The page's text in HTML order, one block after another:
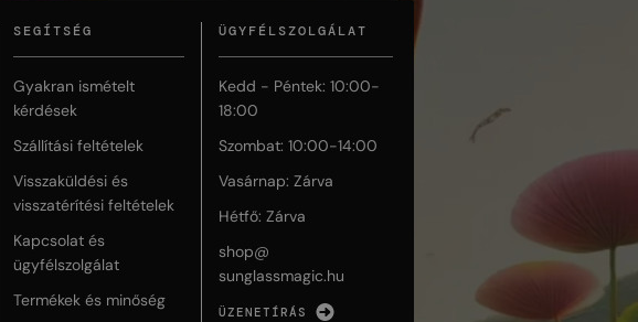
SEGÍTSÉG
Gyakran ismételt
kérdések
Szállítási feltételek
Visszaküldési és
visszatérítési feltételek
Kapcsolat és
ügyfélszolgálat
Termékek és minőség
ÜGYFÉLSZOLGÁLAT
Kedd - Péntek: 10:00-
18:00
Szombat: 10:00-14:00
Vasárnap: Zárva
Hétfő: Zárva
shop@
sunglassmagic.hu
ÜZENETÍRÁS